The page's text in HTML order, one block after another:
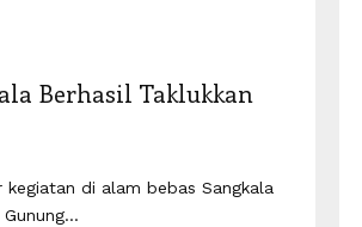
Berhasil Taklukkan
kegiatan di alam bebas Sangkala